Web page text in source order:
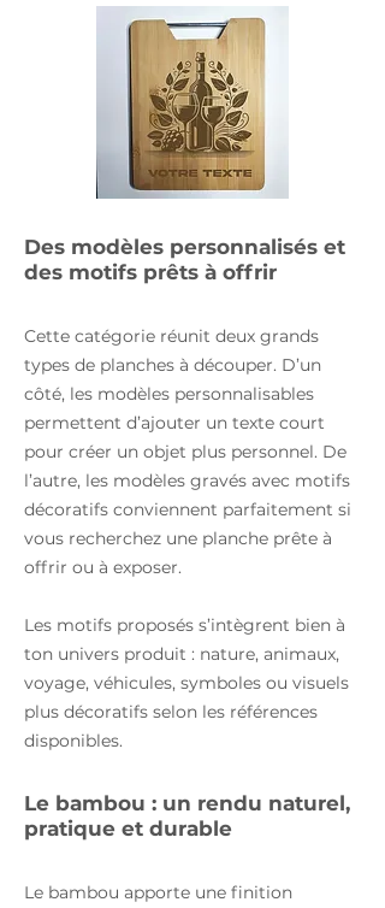
découper
Des modèles personnalisés et
des motifs prêts à offrir
Cette catégorie réunit deux grands
types de planches à découper. D’un
côté, les modèles personnalisables
permettent d’ajouter un texte court
pour créer un objet plus personnel. De
l’autre, les modèles gravés avec motifs
décoratifs conviennent parfaitement si
vous recherchez une planche prête à
offrir ou à exposer.
Les motifs proposés s’intègrent bien à
ton univers produit : nature, animaux,
voyage, véhicules, symboles ou visuels
plus décoratifs selon les références
disponibles.
Le bambou : un rendu naturel,
pratique et durable
Le bambou apporte une finition